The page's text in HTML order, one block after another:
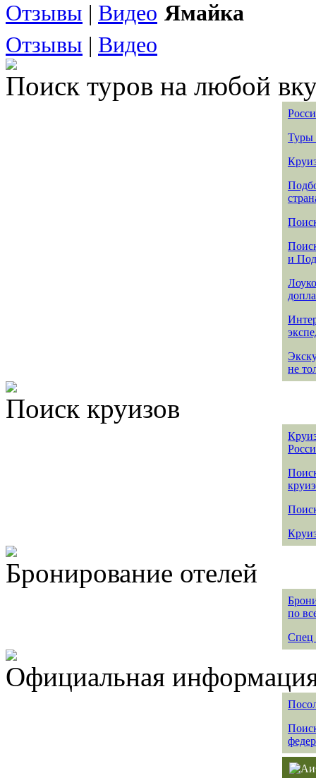
Отзывы | Видео Ямайка
Отзывы | Видео
Поиск туров на любой
Туры
и
не
Поиск круизов
Бронирование отелей
по
Спец
Официальная